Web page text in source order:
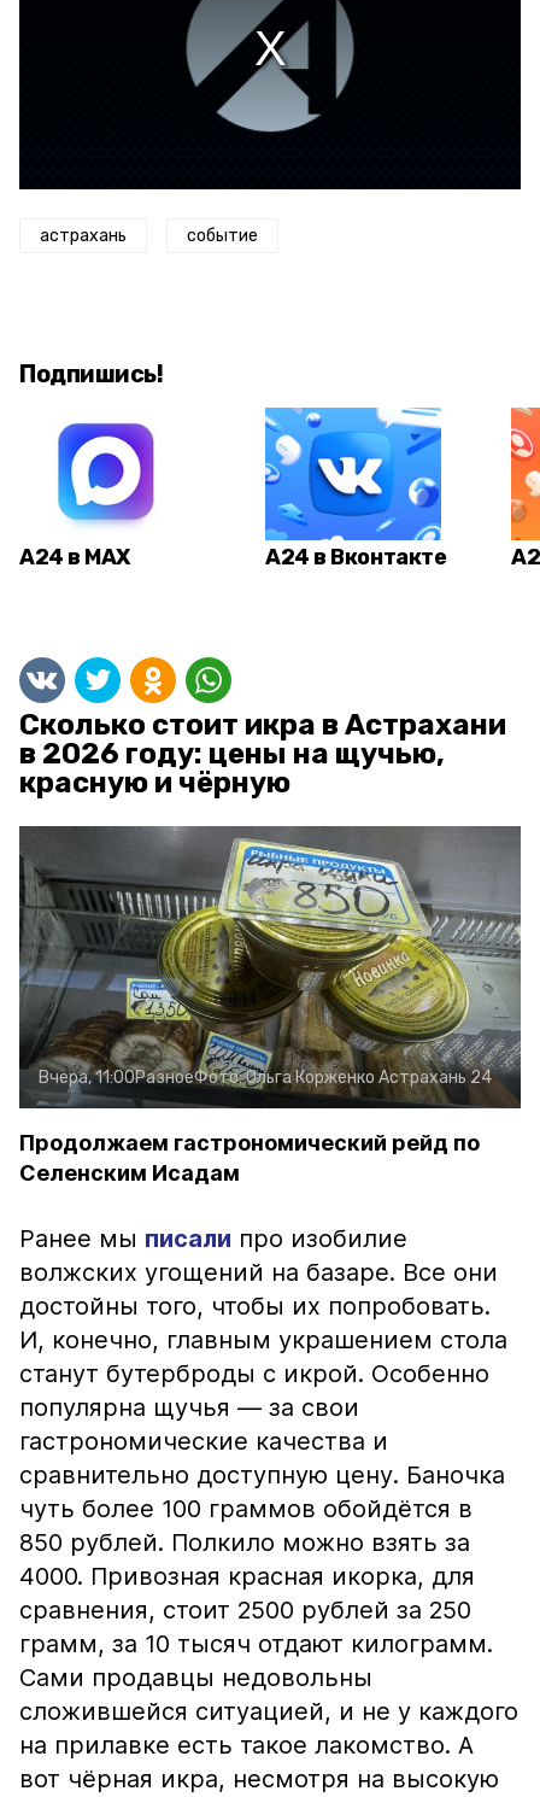
астрахань событие
Подпишись!
А24 в MAX А24 в Вконтакте
Сколько стоит икра в Астрахани
в 2026 году: цены на щучью,
красную и чёрную
Вчера, 11:00РазноеФото:Ольга Корженко Астрахань 24
Продолжаем гастрономический рейд по
Селенским Исадам
Ранее мы писали про изобилие
волжских угощений на базаре. Все они
достойны того, чтобы их попробовать.
И, конечно, главным украшением стола
станут бутерброды с икрой. Особенно
популярна щучья — за свои
гастрономические качества и
сравнительно доступную цену. Баночка
чуть более 100 граммов обойдётся в
850 рублей. Полкило можно взять за
4000. Привозная красная икорка, для
сравнения, стоит 2500 рублей за 250
грамм, за 10 тысяч отдают килограмм.
Сами продавцы недовольны
сложившейся ситуацией, и не у каждого
на прилавке есть такое лакомство. А
вот чёрная икра, несмотря на высокую